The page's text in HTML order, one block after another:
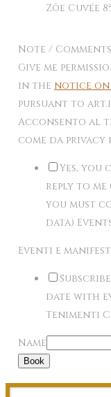
Zôe Cuvée
Note / Comments
Give me
in the notice on
pursuant to
Acconsento al
come da privacy
Yes, you
reply to
you must
data)
Eventi e
date with
Tenimenti
Name
Book